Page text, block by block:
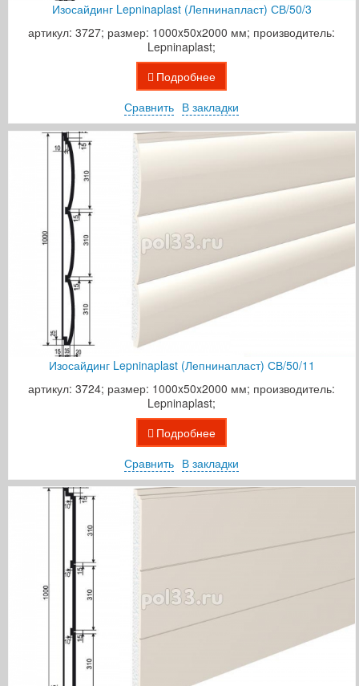
Изосайдинг Lepninaplast (Лепнинапласт) СВ/50/3
артикул: 3727; размер: 1000x50x2000 мм; производитель:
Lepninaplast;
Подробнее
Сравнить В закладки
Изосайдинг Lepninaplast (Лепнинапласт) СВ/50/11
артикул: 3724; размер: 1000x50x2000 мм; производитель:
Lepninaplast;
Подробнее
Сравнить В закладки